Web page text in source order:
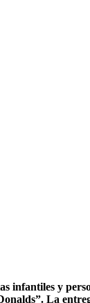
infantiles y
La